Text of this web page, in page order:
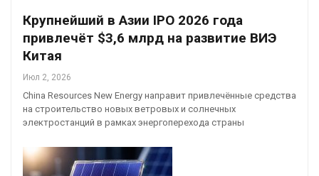
Крупнейший в Азии IPO 2026 года
привлечёт $3,6 млрд на развитие ВИЭ
Китая
Июл 2, 2026
China Resources New Energy направит привлечённые средства
на строительство новых ветровых и солнечных
электростанций в рамках энергоперехода страны